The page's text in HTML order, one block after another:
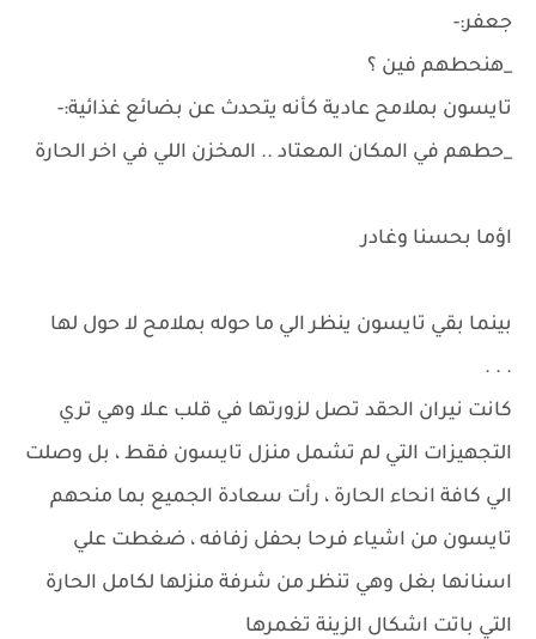
جعفر:-
_هنحطهم فين ؟
تايسون بملامح عادية كأنه يتحدث عن بضائع غذائية:-
_حطهم في المكان المعتاد .. المخزن اللي في اخر الحارة
اؤما بحسنا وغادر
بينما بقي تايسون ينظر الي ما حوله بملامح لا حول لها
. . .
كانت نيران الحقد تصل لزورتها في قلب عـلا وهي تري
التجهيزات التي لم تشمل منزل تايسون فقط ، بل وصلت
الي كافة انحاء الحارة ، رأت سعادة الجميع بما منحهم
تايسون من اشياء فرحا بحفل زفافه ، ضغطت علي
اسنانها بغل وهي تنظر من شرفة منزلها لكامل الحارة
التي باتت اشكال الزينة تغمرها